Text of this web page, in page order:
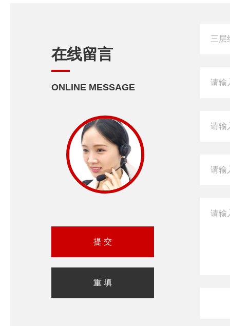
在线留言
ONLINE MESSAGE